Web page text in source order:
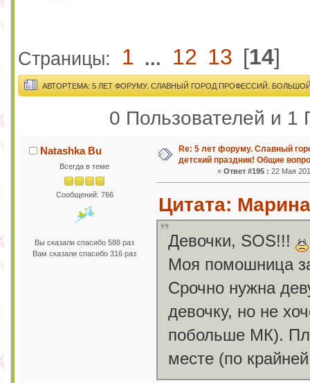
Страницы: 1 ... 12 13 [14]
АВТОРТЕМА: 5 ЛЕТ ФОРУМУ. СЛАВНЫЙ ГОРОД ПРОФЕССИЙ.
0 Пользователей и 1
Natashka Bu
Всегда в теме
Сообщений: 766
Вы сказали спасибо 588 раз
Вам сказали спасибо 316 раз
Re: 5 лет форуму. Славный
детский праздник! Общие
«Ответ #195 : 22 Мая
Цитата:
Девочки, SOS!!!
Моя помошница
Срочно нужна
девочку, но не
побольше МК).
месте (по